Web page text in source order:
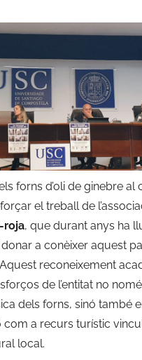
forns d’oli de ginebre al
el treball de
roja, que durant anys ha
a conèixer aquest
reconeixement
de l’entitat no
dels forns, sinó també
a recurs turístic
local.